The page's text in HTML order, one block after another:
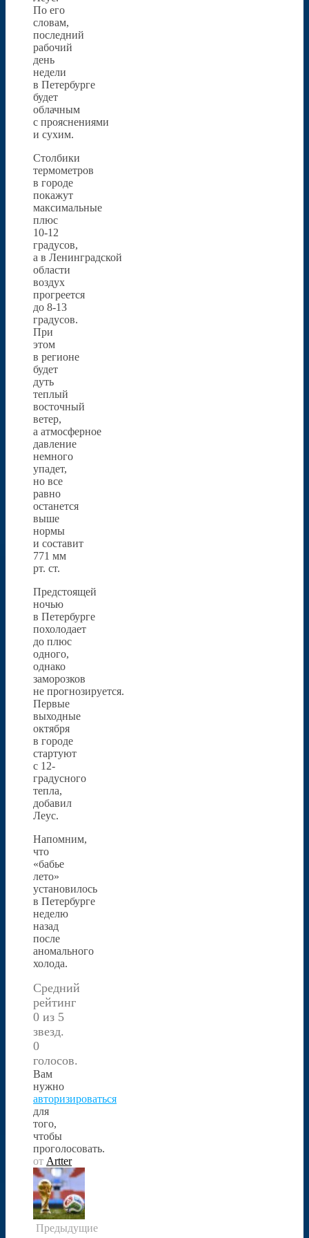
По его
словам,
последний
рабочий
день
недели
в Петербурге
будет
облачным
с прояснениями
и сухим.
Столбики
термометров
в городе
покажут
максимальные
плюс
10-12
градусов,
а в Ленинградской
области
воздух
прогреется
до 8-13
градусов.
При
этом
в регионе
будет
дуть
теплый
восточный
ветер,
а атмосферное
давление
немного
упадет,
но все
равно
останется
выше
нормы
и составит
771 мм
рт. ст.
Предстоящей
ночью
в Петербурге
похолодает
до плюс
одного,
однако
заморозков
не прогнозируется.
Первые
выходные
октября
в городе
стартуют
с 12-
градусного
тепла,
добавил
Леус.
Напомним,
что
«бабье
лето»
установилось
в Петербурге
неделю
назад
после
аномального
холода.
Средний
рейтинг
0 из 5
звезд.
0
голосов.
Вам
нужно
авторизироваться
для
того,
чтобы
проголосовать.
от Artter
Предыдущие